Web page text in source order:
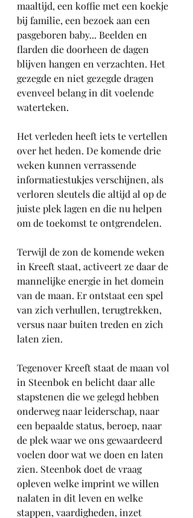
maaltijd, een koffie met een koekje
bij familie, een bezoek aan een
pasgeboren baby... Beelden en
flarden die doorheen de dagen
blijven hangen en verzachten. Het
gezegde en niet gezegde dragen
evenveel belang in dit voelende
waterteken.
Het verleden heeft iets te vertellen
over het heden. De komende drie
weken kunnen verrassende
informatiestukjes verschijnen, als
verloren sleutels die altijd al op de
juiste plek lagen en die nu helpen
om de toekomst te ontgrendelen.
Terwijl de zon de komende weken
in Kreeft staat, activeert ze daar de
mannelijke energie in het domein
van de maan. Er ontstaat een spel
van zich verhullen, terugtrekken,
versus naar buiten treden en zich
laten zien.
Tegenover Kreeft staat de maan vol
in Steenbok en belicht daar alle
stapstenen die we gelegd hebben
onderweg naar leiderschap, naar
een bepaalde status, beroep, naar
de plek waar we ons gewaardeerd
voelen door wat we doen en laten
zien. Steenbok doet de vraag
opleven welke imprint we willen
nalaten in dit leven en welke
stappen, vaardigheden, inzet